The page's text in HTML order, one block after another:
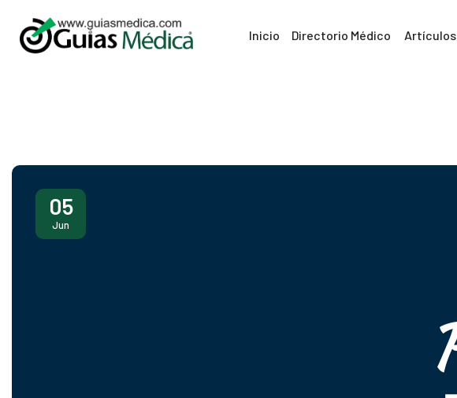
Inicio Directorio Médico Artículos
05
Jun